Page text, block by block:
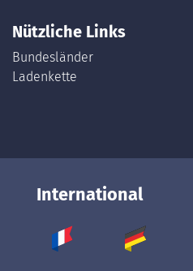
Nützliche Links
Bundesländer
Ladenkette
International